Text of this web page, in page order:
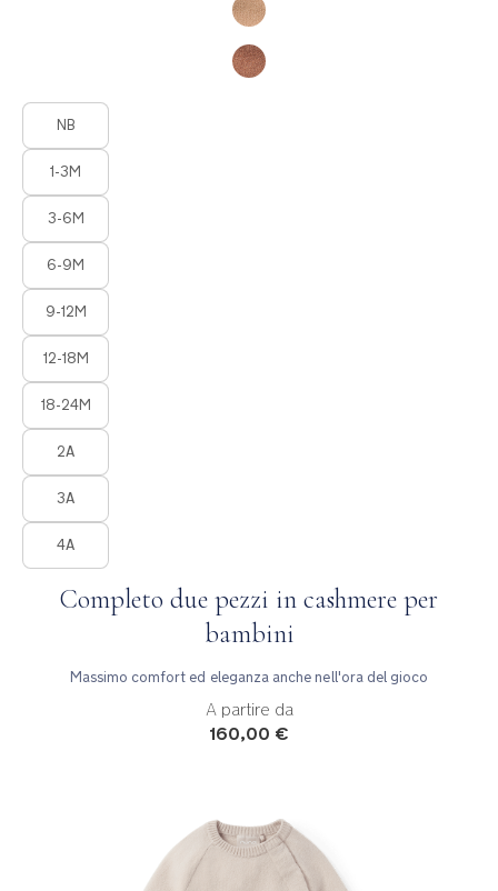
Product Fashions
NB
1-3M
3-6M
6-9M
9-12M
12-18M
18-24M
2A
3A
4A
Completo due pezzi in cashmere per
bambini
Massimo comfort ed eleganza anche nell'ora del gioco
A partire da
160,00 €